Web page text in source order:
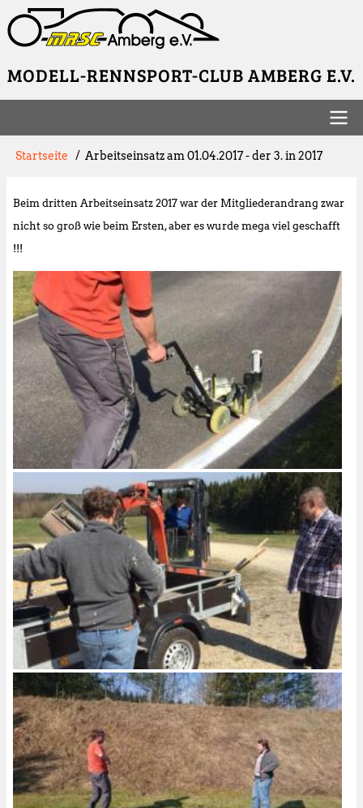
Direkt
zum
MODELL-RENNSPORT-CLUB AMBERG E.V.
Hauptnavigation
Pfadnavigation
Startseite Arbeitseinsatz am 01.04.2017 - der 3. in 2017
Beim dritten Arbeitseinsatz 2017 war der Mitgliederandrang zwar
nicht so groß wie beim Ersten, aber es wurde mega viel geschafft
!!!
Image
Image